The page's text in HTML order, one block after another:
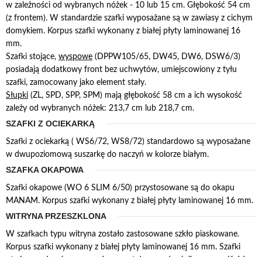
w zależności od wybranych nóżek - 10 lub 15 cm. Głębokość 54 cm
(z frontem). W standardzie szafki wyposażane są w zawiasy z cichym
domykiem. Korpus szafki wykonany z białej płyty laminowanej 16
mm.
Szafki stojące, wyspowe (DPPW105/65, DW45, DW6, DSW6/3)
posiadają dodatkowy front bez uchwytów, umiejscowiony z tyłu
szafki, zamocowany jako element stały.
Słupki (ZL, SPD, SPP, SPM) mają głębokość 58 cm a ich wysokość
zależy od wybranych nóżek: 213,7 cm lub 218,7 cm.
SZAFKI Z OCIEKARKĄ
Szafki z ociekarką ( WS6/72, WS8/72) standardowo są wyposażane
w dwupoziomową suszarkę do naczyń w kolorze białym.
SZAFKA OKAPOWA
Szafki okapowe (WO 6 SLIM 6/50) przystosowane są do okapu
MANAM. Korpus szafki wykonany z białej płyty laminowanej 16 mm.
WITRYNA PRZESZKLONA
W szafkach typu witryna zostało zastosowane szkło piaskowane.
Korpus szafki wykonany z białej płyty laminowanej 16 mm. Szafki